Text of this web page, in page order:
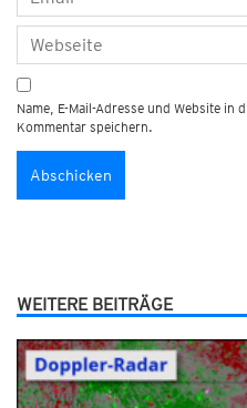
Name, E-Mail-Adresse und Website in
Kommentar speichern.
WEITERE BEITRÄGE